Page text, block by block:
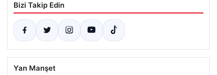
Bizi Takip Edin
Yan Manşet